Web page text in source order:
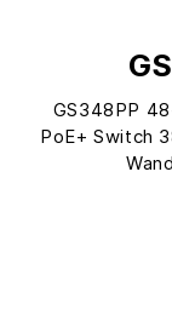
GS348PP
PoE+ Switch